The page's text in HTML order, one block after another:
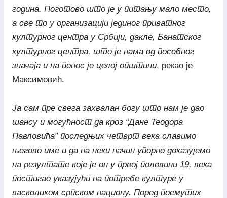
година. Поготово што је у питању мало место,
а све то у организацији јединог приватног
културног центра у Србији, дакле, Банатског
културног центра, што је нама од посебног
значаја и на понос је целој општини, рекао је
Максимовић.
Ја сам пре свега захвалан богу што нам је дао
шансу и могућност да кроз “Дане Теодора
Павловића” последњих четврт века славимо
његово име и да на неки начин упорно доказујемо
на резултате које је он у првој половини 19. века
постигао указујући на потребе културе у
васколиком српском национу. Поред поемутих